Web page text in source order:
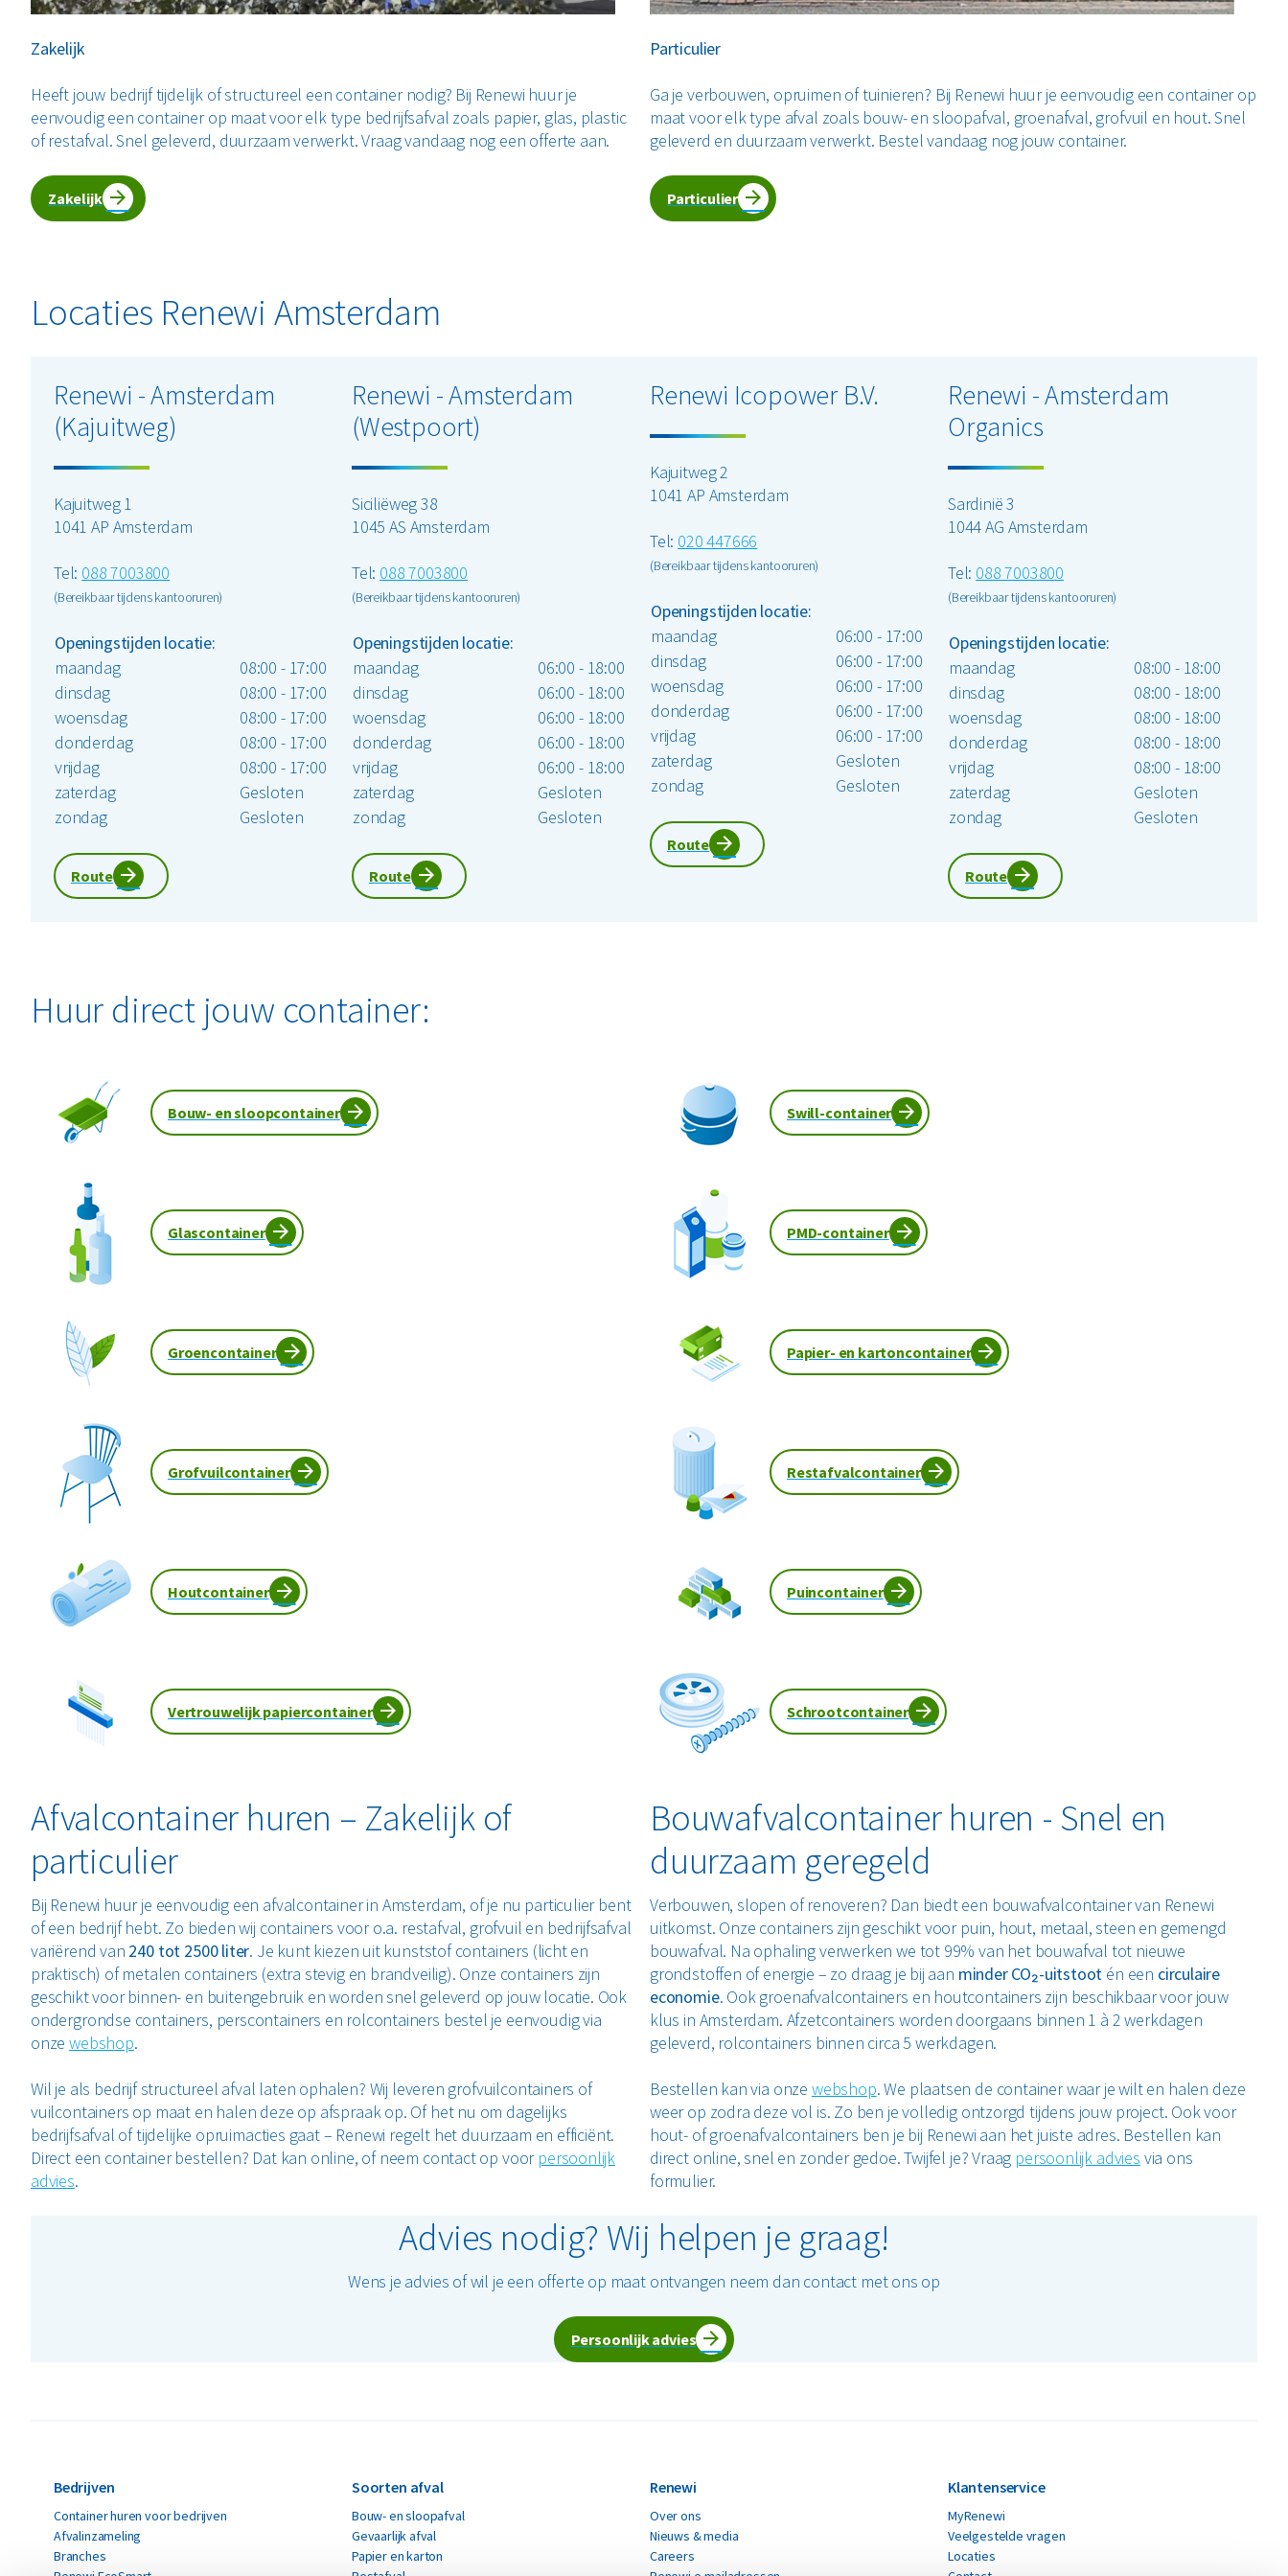
Zakelijk
Heeft jouw bedrijf tijdelijk of structureel een container nodig? Bij Renewi huur je
eenvoudig een container op maat voor elk type bedrijfsafval zoals papier, glas, plastic
of restafval. Snel geleverd, duurzaam verwerkt. Vraag vandaag nog een offerte aan.​
Zakelijk
Particulier
Ga je verbouwen, opruimen of tuinieren? Bij Renewi huur je eenvoudig een container op
maat voor elk type afval zoals bouw- en sloopafval, groenafval, grofvuil en hout. Snel
geleverd en duurzaam verwerkt. Bestel vandaag nog jouw container.
Particulier
Locaties Renewi Amsterdam
Renewi - Amsterdam
(Kajuitweg)
Kajuitweg 1
1041 AP Amsterdam
Tel: 088 7003800
(Bereikbaar tijdens kantooruren)
Openingstijden locatie:
maandag
08:00 - 17:00
dinsdag
08:00 - 17:00
woensdag
08:00 - 17:00
donderdag
08:00 - 17:00
vrijdag
08:00 - 17:00
zaterdag
Gesloten
zondag
Gesloten
Route
Renewi - Amsterdam
(Westpoort)
Siciliëweg 38
1045 AS Amsterdam
Tel: 088 7003800
(Bereikbaar tijdens kantooruren)
Openingstijden locatie:
maandag
06:00 - 18:00
dinsdag
06:00 - 18:00
woensdag
06:00 - 18:00
donderdag
06:00 - 18:00
vrijdag
06:00 - 18:00
zaterdag
Gesloten
zondag
Gesloten
Route
Renewi Icopower B.V.
Kajuitweg 2
1041 AP Amsterdam
Tel: 020 447666
(Bereikbaar tijdens kantooruren)
Openingstijden locatie:
maandag
06:00 - 17:00
dinsdag
06:00 - 17:00
woensdag
06:00 - 17:00
donderdag
06:00 - 17:00
vrijdag
06:00 - 17:00
zaterdag
Gesloten
zondag
Gesloten
Route
Renewi - Amsterdam
Organics
Sardinië 3
1044 AG Amsterdam
Tel: 088 7003800
(Bereikbaar tijdens kantooruren)
Openingstijden locatie:
maandag
08:00 - 18:00
dinsdag
08:00 - 18:00
woensdag
08:00 - 18:00
donderdag
08:00 - 18:00
vrijdag
08:00 - 18:00
zaterdag
Gesloten
zondag
Gesloten
Route
Huur direct jouw container:
Bouw- en sloopcontainer
Glascontainer
Groencontainer
Grofvuilcontainer
Houtcontainer
Vertrouwelijk papiercontainer
Swill-container
PMD-container
Papier- en kartoncontainer
Restafvalcontainer
Puincontainer
Schrootcontainer
Afvalcontainer huren – Zakelijk of
particulier
Bij Renewi huur je eenvoudig een afvalcontainer in Amsterdam, of je nu particulier bent
of een bedrijf hebt. Zo bieden wij containers voor o.a. restafval, grofvuil en bedrijfsafval
variërend van 240 tot 2500 liter. Je kunt kiezen uit kunststof containers (licht en
praktisch) of metalen containers (extra stevig en brandveilig). Onze containers zijn
geschikt voor binnen- en buitengebruik en worden snel geleverd op jouw locatie. Ook
ondergrondse containers, perscontainers en rolcontainers bestel je eenvoudig via
onzewebshop.
Wil je als bedrijf structureel afval laten ophalen? Wij leveren grofvuilcontainers of
vuilcontainers op maat en halen deze op afspraak op. Of het nu om dagelijks
bedrijfsafval of tijdelijke opruimacties gaat – Renewi regelt het duurzaam en efficiënt.
Direct een container bestellen? Dat kan online, of neem contact op voor persoonlijk
advies.
Bouwafvalcontainer huren - Snel en
duurzaam geregeld
Verbouwen, slopen of renoveren? Dan biedt een bouwafvalcontainer van Renewi
uitkomst. Onze containers zijn geschikt voor puin, hout, metaal, steen en gemengd
bouwafval. Na ophaling verwerken we tot 99% van het bouwafval tot nieuwe
grondstoffen of energie – zo draag je bij aan minder CO₂-uitstoot én een circulaire
economie. Ook groenafvalcontainers en houtcontainers zijn beschikbaar voor jouw
klus in Amsterdam. Afzetcontainers worden doorgaans binnen 1 à 2 werkdagen
geleverd, rolcontainers binnen circa 5 werkdagen.
Bestellen kan via onze webshop. We plaatsen de container waar je wilt en halen deze
weer op zodra deze vol is. Zo ben je volledig ontzorgd tijdens jouw project. Ook voor
hout- of groenafvalcontainers ben je bij Renewi aan het juiste adres. Bestellen kan
direct online, snel en zonder gedoe. Twijfel je? Vraag persoonlijk advies via ons
formulier.
Advies nodig? Wij helpen je graag!
Wens je advies of wil je een offerte op maat ontvangen neem dan contact met ons op
Persoonlijk advies
Bedrijven
Container huren voor bedrijven
Afvalinzameling
Branches
Soorten afval
Bouw- en sloopafval
Gevaarlijk afval
Papier en karton
Renewi
Over ons
Nieuws & media
Careers
Klantenservice
MyRenewi
Veelgestelde vragen
Locaties